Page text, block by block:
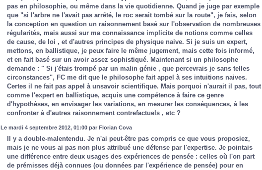
pas en philosophie, ou même dans la vie quotidienne. Quand je juge par exemple
que "si l'arbre ne l'avait pas arrêté, le roc serait tombé sur la route", je fais, selon
la conception en question un raisonnement basé sur l'observation de nombreuses
régularités, mais aussi sur ma connaissance implicite de notions comme celles
de cause, de loi , et d'autres principes de physique naive. Si je suis un expert,
mettons, en ballistique, je peux faire le même jugement, mais cette fois informé,
et en fait basé sur un avoir assez sophistiqué. Maintenant si un philosophe
demande : " Si j'étais trompé par un malin génie , que percevrais je sans telles
circonstances", FC me dit que le philosophe fait appel à ses intuitions naives.
Certes il ne fait pas appel à unsavoir scientifique. Mais porquoi n'aurait il pas, tout
comme l'expert en ballistique, acquis une compétence à faire ce genre
d'hypothèses, en envisager les variations, en mesurer les conséquences, à les
confronter à d'autres raisonnement contrefactuels , etc ?
Le mardi 4 septembre 2012, 01:00 par Florian Cova
Il y a double-malentendu. Je n'ai peut-être pas compris ce que vous proposiez,
mais je ne vous ai pas non plus attribué une défense par l'expertise. Je pointais
une différence entre deux usages des expériences de pensée : celles où l'on part
de prémisses déjà connues (ou données par l'expérience de pensée) pour en